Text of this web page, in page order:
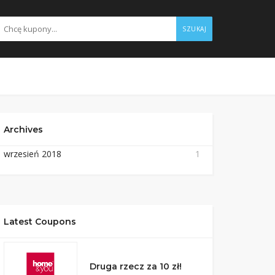
SZUKAJ
Archives
wrzesień 2018 1
Latest Coupons
Druga rzecz za 10 zł!